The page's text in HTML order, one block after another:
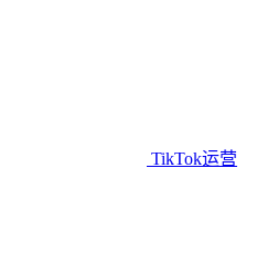
TikTok运营